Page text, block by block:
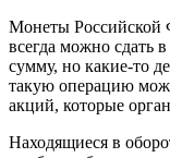
Монеты Российской
всегда можно сдать
сумму, но какие-то
такую операцию
акций, которые
Находящиеся в